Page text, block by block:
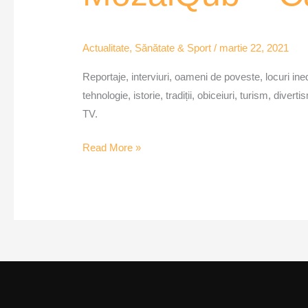
Actualitate, Sănătate & Sport / martie 22, 2021
Reportaje, interviuri, oameni de poveste, locuri
tehnologie, istorie, tradiții, obiceiuri, turism,
TV.
în
Timiș
Read More »